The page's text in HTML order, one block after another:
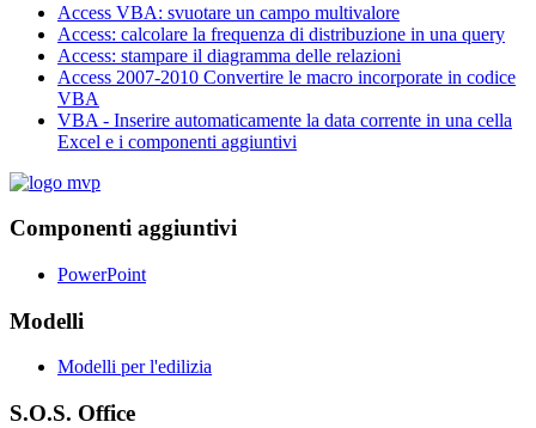
Access VBA: svuotare un campo multivalore
Access: calcolare la frequenza di distribuzione in una query
Access: stampare il diagramma delle relazioni
Access 2007-2010 Convertire le macro incorporate in codice
VBA
VBA - Inserire automaticamente la data corrente in una cella
Excel e i componenti aggiuntivi
Componenti aggiuntivi
PowerPoint
Modelli
Modelli per l'edilizia
S.O.S. Office